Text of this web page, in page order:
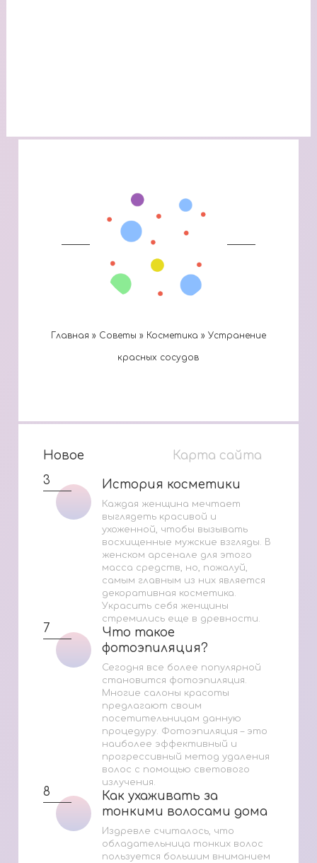
Главная » Cоветы » Косметика » Устранение
красных сосудов
Новое
Карта сайта
3
История косметики
История косметики
Каждая женщина мечтает
выглядеть красивой и
ухоженной, чтобы вызывать
восхищенные мужские взгляды. В
женском арсенале для этого
масса средств, но, пожалуй,
самым главным из них является
декоративная косметика.
Украсить себя женщины
стремились еще в древности.
7
Что такое
фотоэпиляция?
Что такое
фотоэпиляция?
Сегодня все более популярной
становится фотоэпиляция.
Многие салоны красоты
предлагают своим
посетительницам данную
процедуру. Фотоэпиляция – это
наиболее эффективный и
прогрессивный метод удаления
волос с помощью светового
излучения.
8
Как ухаживать за
тонкими волосами дома
Как ухаживать за
тонкими волосами дома
Издревле считалось, что
обладательница тонких волос
пользуется большим вниманием